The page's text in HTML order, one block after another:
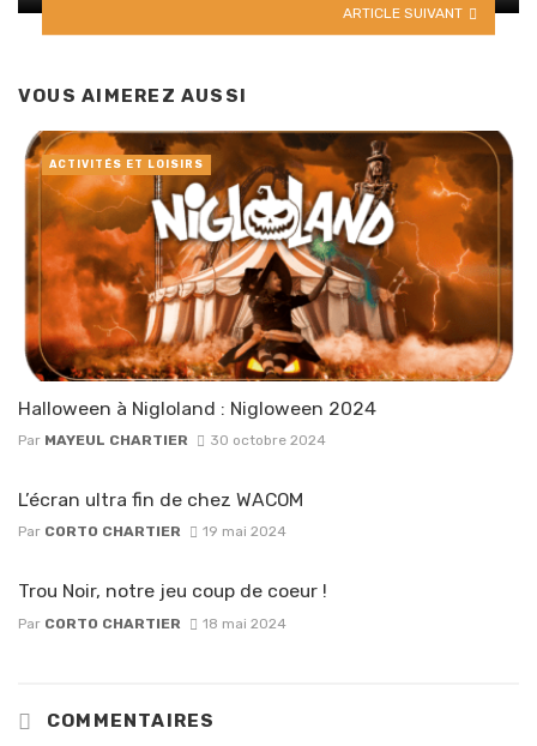
ARTICLE SUIVANT
VOUS AIMEREZ AUSSI
Halloween à Nigloland : Nigloween 2024
Par MAYEUL CHARTIER 30 octobre 2024
ACTIVITÉS ET LOISIRS
L’écran ultra fin de chez WACOM
Par CORTO CHARTIER 19 mai 2024
Trou Noir, notre jeu coup de coeur !
Par CORTO CHARTIER 18 mai 2024
COMMENTAIRES